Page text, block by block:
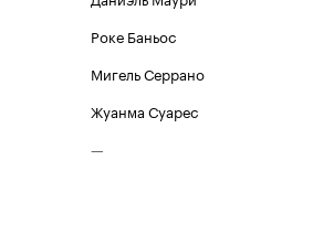
Роке Баньос
Мигель Серрано
Жуанма Суарес
—